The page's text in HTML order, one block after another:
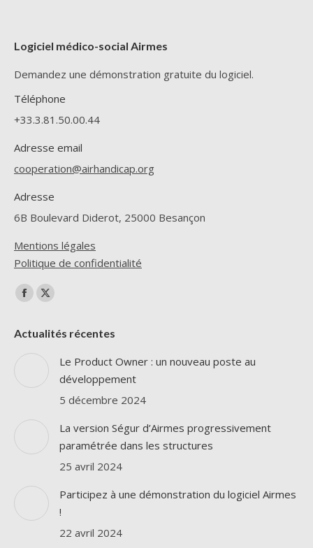
Logiciel médico-social Airmes
Demandez une démonstration gratuite du logiciel.
Téléphone
+33.3.81.50.00.44
Adresse email
cooperation@airhandicap.org
Adresse
6B Boulevard Diderot, 25000 Besançon
Mentions légales
Politique de confidentialité
Trouvez nous sur :
La
Facebook
s'ouvre
une
fenêtre
La
X
s'ouvre
dans
fenêtre
Actualités récentes
Le Product Owner : un nouveau poste au
développement
5 décembre 2024
La version Ségur d’Airmes progressivement
paramétrée dans les structures
25 avril 2024
Participez à une démonstration du logiciel Airmes
!
22 avril 2024